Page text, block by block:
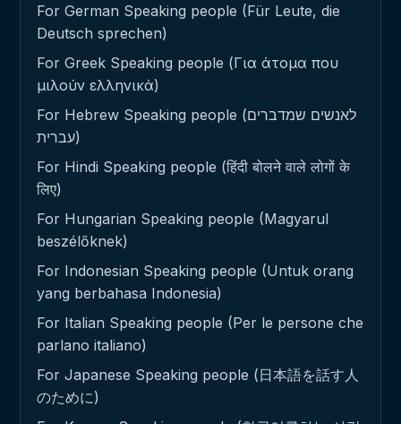
For German Speaking people (Für Leute, die
Deutsch sprechen)
For Greek Speaking people (Για άτομα που
μιλούν ελληνικά)
For Hebrew Speaking people (לאנשים שמדברים
עברית)
For Hindi Speaking people (हिंदी बोलने वाले लोगों के
लिए)
For Hungarian Speaking people (Magyarul
beszélőknek)
For Indonesian Speaking people (Untuk orang
yang berbahasa Indonesia)
For Italian Speaking people (Per le persone che
parlano italiano)
For Japanese Speaking people (日本語を話す人
のために)